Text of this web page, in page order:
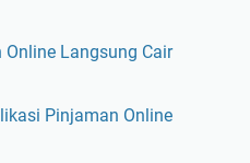
Langsung Cair
Pinjaman Online